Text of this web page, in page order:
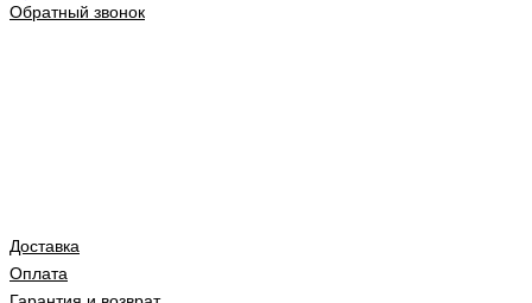
Обратный звонок
Доставка
Оплата